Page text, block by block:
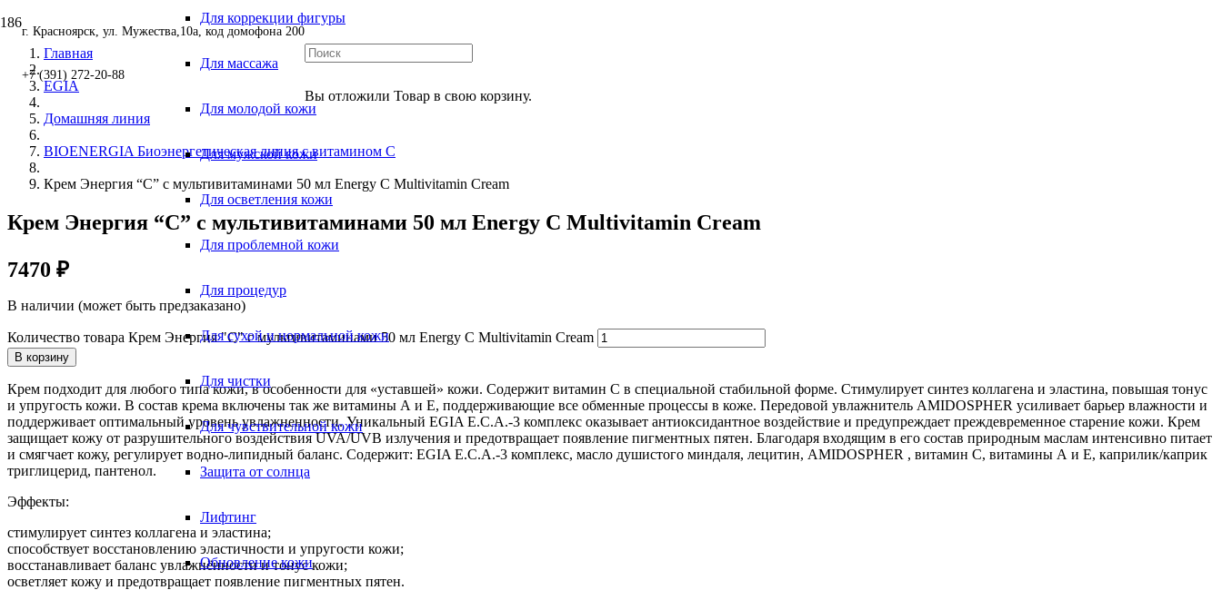
г. Красноярск, ул. Мужества,10а, код домофона 200
+7 (391) 272-20-88
Вы отложили Товар в свою корзину.
Для коррекции фигуры
Для массажа
Для молодой кожи
Для мужской кожи
Для осветления кожи
Для проблемной кожи
Для процедур
Для сухой и нормальной кожи
Для чистки
Для чувствительной кожи
Защита от солнца
Лифтинг
Обновление кожи
Главная
EGIA
Домашняя линия
BIOENERGIA Биоэнергетическая линия с витамином С
Крем Энергия “С” с мультивитаминами 50 мл Energy C Multivitamin Cream
Крем Энергия “С” с мультивитаминами 50 мл Energy C Multivitamin Cream
7470 ₽
В наличии (может быть предзаказано)
Количество товара Крем Энергия "С" с мультивитаминами 50 мл Energy C Multivitamin Cream
В корзину
Крем подходит для любого типа кожи, в особенности для «уставшей» кожи. Содержит витамин С в специальной стабильной форме. Стимулирует синтез коллагена и эластина, повышая тонус
и упругость кожи. В состав крема включены так же витамины А и Е, поддерживающие все обменные процессы в коже. Передовой увлажнитель AMIDOSPHER усиливает барьер влажности и
поддерживает оптимальный уровень увлажненности. Уникальный EGIA E.С.А.-3 комплекс оказывает антиоксидантное воздействие и предупреждает преждевременное старение кожи. Крем
защищает кожу от разрушительного воздействия UVA/UVB излучения и предотвращает появление пигментных пятен. Благодаря входящим в его состав природным маслам интенсивно питает
и смягчает кожу, регулирует водно-липидный баланс. Содержит: EGIA E.C.A.-3 комплекс, масло душистого миндаля, лецитин, AMIDOSPHER , витамин С, витамины А и Е, каприлик/каприк
триглицерид, пантенол.
Эффекты:
стимулирует синтез коллагена и эластина;
способствует восстановлению эластичности и упругости кожи;
восстанавливает баланс увлажнённости и тонус кожи;
осветляет кожу и предотвращает появление пигментных пятен.